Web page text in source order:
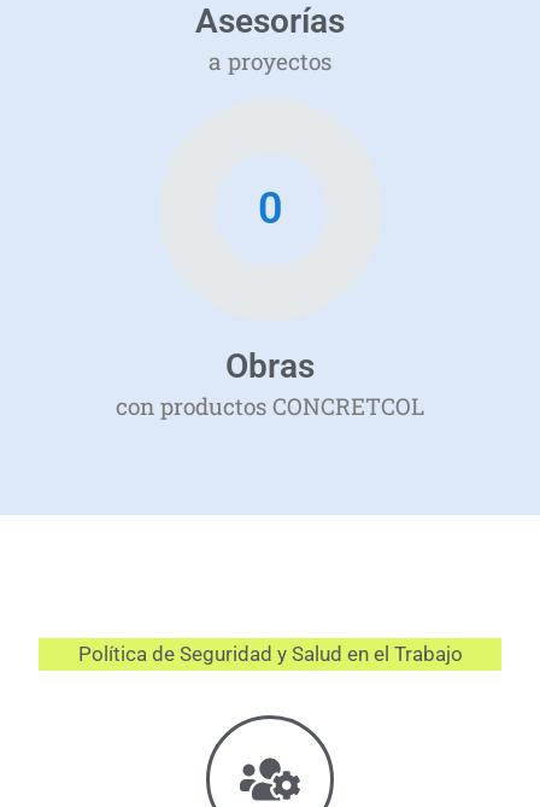
Asesorías
a proyectos
0
Obras
con productos CONCRETCOL
Política de Seguridad y Salud en el Trabajo